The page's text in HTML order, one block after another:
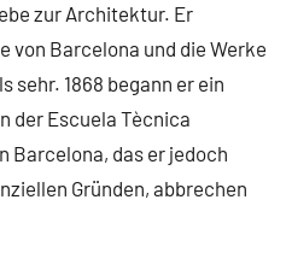
zur Architektur. Er
von Barcelona und die Werke
sehr. 1868 begann er ein
der Escuela Tècnica
Barcelona, das er jedoch
Gründen, abbrechen